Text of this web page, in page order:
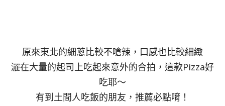
原來東北的細蔥比較不嗆辣，口感也比較細緻
灑在大量的起司上吃起來意外的合拍，這款Pizza好
吃耶～
有到土間人吃飯的朋友，推薦必點唷！